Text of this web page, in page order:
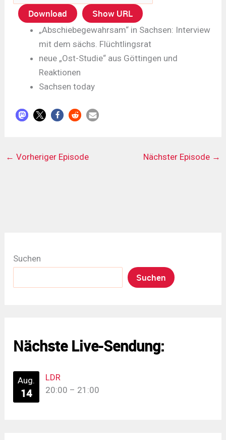
Download Show URL
„Abschiebegewahrsam“ in Sachsen: Interview
mit dem sächs. Flüchtlingsrat
neue „Ost-Studie“ aus Göttingen und
Reaktionen
Sachsen today
← Vorheriger Episode Nächster Episode →
Suchen
Suchen
Nächste Live-Sendung:
Aug.
14
LDR
20:00 – 21:00